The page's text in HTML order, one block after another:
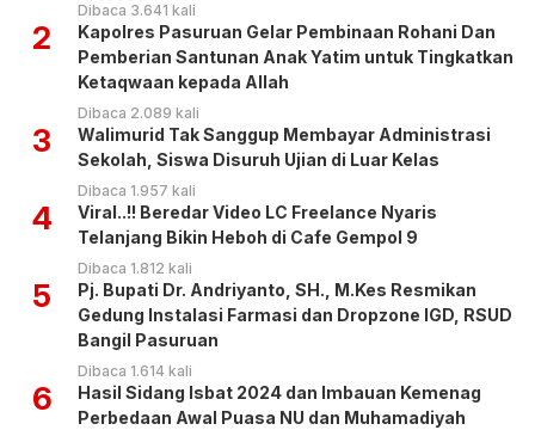
Dibaca 3.641 kali
2
Kapolres Pasuruan Gelar Pembinaan Rohani Dan
Pemberian Santunan Anak Yatim untuk Tingkatkan
Ketaqwaan kepada Allah
Dibaca 2.089 kali
3
Walimurid Tak Sanggup Membayar Administrasi
Sekolah, Siswa Disuruh Ujian di Luar Kelas
Dibaca 1.957 kali
4
Viral..!! Beredar Video LC Freelance Nyaris
Telanjang Bikin Heboh di Cafe Gempol 9
Dibaca 1.812 kali
5
Pj. Bupati Dr. Andriyanto, SH., M.Kes Resmikan
Gedung Instalasi Farmasi dan Dropzone IGD, RSUD
Bangil Pasuruan
Dibaca 1.614 kali
6
Hasil Sidang Isbat 2024 dan Imbauan Kemenag
Perbedaan Awal Puasa NU dan Muhamadiyah